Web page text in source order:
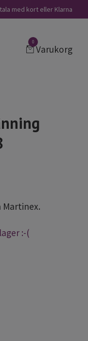
med kort eller Klarna
0
Varukorg
:-(